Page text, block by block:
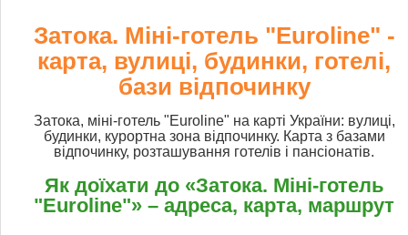
Затока. Міні-готель "Euroline" -
карта, вулиці, будинки, готелі,
бази відпочинку
Затока, міні-готель "Euroline" на карті України: вулиці,
будинки, курортна зона відпочинку. Карта з базами
відпочинку, розташування готелів і пансіонатів.
Як доїхати до «Затока. Міні-готель
"Euroline"» – адреса, карта, маршрут